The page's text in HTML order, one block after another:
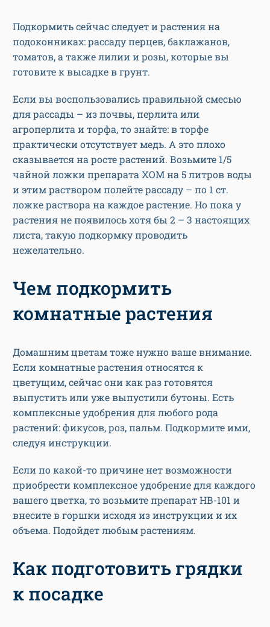
Подкормить сейчас следует и растения на
подоконниках: рассаду перцев, баклажанов,
томатов, а также лилии и розы, которые вы
готовите к высадке в грунт.
Если вы воспользовались правильной смесью
для рассады – из почвы, перлита или
агроперлита и торфа, то знайте: в торфе
практически отсутствует медь. А это плохо
сказывается на росте растений. Возьмите 1/5
чайной ложки препарата ХОМ на 5 литров воды
и этим раствором полейте рассаду – по 1 ст.
ложке раствора на каждое растение. Но пока у
растения не появилось хотя бы 2 – 3 настоящих
листа, такую подкормку проводить
нежелательно.
Чем подкормить
комнатные растения
Домашним цветам тоже нужно ваше внимание.
Если комнатные растения относятся к
цветущим, сейчас они как раз готовятся
выпустить или уже выпустили бутоны. Есть
комплексные удобрения для любого рода
растений: фикусов, роз, пальм. Подкормите ими,
следуя инструкции.
Если по какой-то причине нет возможности
приобрести комплексное удобрение для каждого
вашего цветка, то возьмите препарат НВ-101 и
внесите в горшки исходя из инструкции и их
объема. Подойдет любым растениям.
Как подготовить грядки
к посадке